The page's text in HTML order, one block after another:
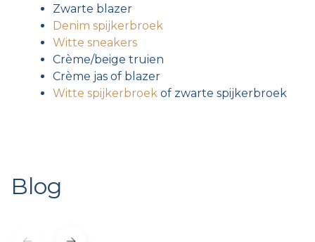
Zwarte blazer
Denim spijkerbroek
Witte sneakers
Crème/beige truien
Crème jas of blazer
Witte spijkerbroek of zwarte spijkerbroek
Blog